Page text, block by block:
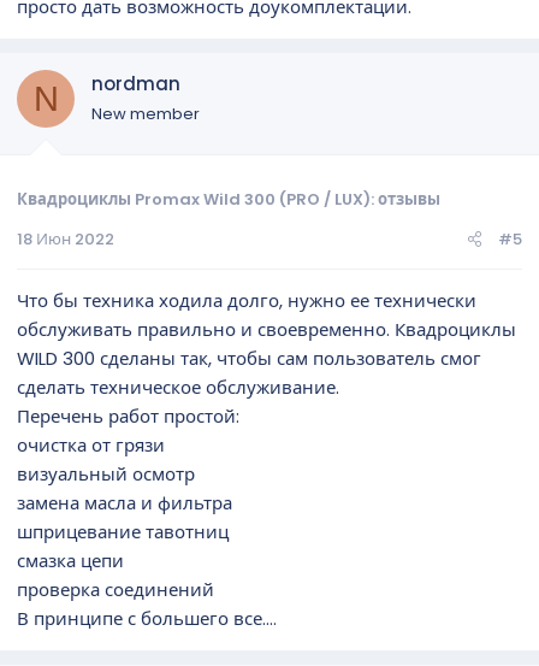
просто дать возможность доукомплектации.
N nordman
New member
Квадроциклы Promax Wild 300 (PRO / LUX): отзывы
18 Июн 2022
#5
Что бы техника ходила долго, нужно ее технически
обслуживать правильно и своевременно. Квадроциклы
WILD 300 сделаны так, чтобы сам пользователь смог
сделать техническое обслуживание.
Перечень работ простой:
очистка от грязи
визуальный осмотр
замена масла и фильтра
шприцевание тавотниц
смазка цепи
проверка соединений
В принципе с большего все....